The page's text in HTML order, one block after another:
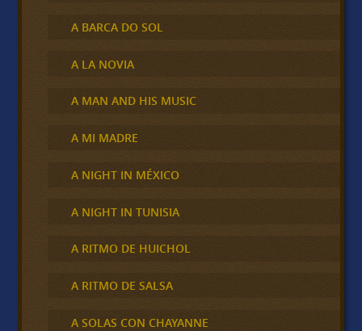
A BARCA DO SOL
A LA NOVIA
A MAN AND HIS MUSIC
A MI MADRE
A NIGHT IN MÉXICO
A NIGHT IN TUNISIA
A RITMO DE HUICHOL
A RITMO DE SALSA
A SOLAS CON CHAYANNE